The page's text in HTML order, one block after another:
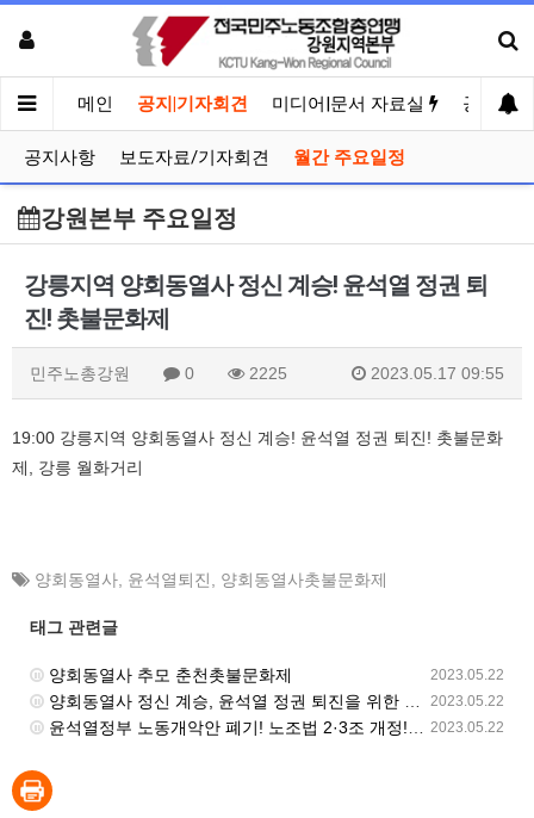
메인 공지|기자회견 미디어|문서 자료실 공유게
공지사항 보도자료/기자회견 월간 주요일정
강원본부 주요일정
강릉지역 양회동열사 정신 계승! 윤석열 정권 퇴
진! 촛불문화제
민주노총강원 0 2225 2023.05.17 09:55
19:00 강릉지역 양회동열사 정신 계승! 윤석열 정권 퇴진! 촛불문화
제, 강릉 월화거리
양회동열사 윤석열퇴진 양회동열사촛불문화제
태그 관련글
2023.05.22
양회동열사 추모 춘천촛불문화제
2023.05.22
양회동열사 정신 계승, 윤석열 정권 퇴진을 위한 원주 공대위 거리 행진
2023.05.22
윤석열정부 노동개악안 폐기! 노조법 2·3조 개정! 민주노총 동시다발 총력투쟁대회